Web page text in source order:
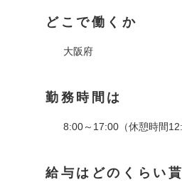
どこで働くか
大阪府
勤務時間は
8:00～17:00（休憩時間
給与はどのくらい